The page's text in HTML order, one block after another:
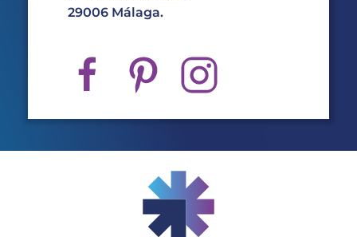
29006 Málaga.